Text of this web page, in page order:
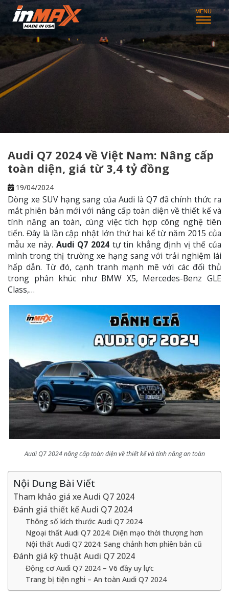
Audi Q7 2024 về Việt Nam: Nâng cấp
toàn diện, giá từ 3,4 tỷ đồng
19/04/2024
Dòng xe SUV hạng sang của Audi là Q7 đã chính thức ra
mắt phiên bản mới với nâng cấp toàn diện về thiết kế và
tính năng an toàn, cùng việc tích hợp công nghệ tiên
tiến. Đây là lần cập nhật lớn thứ hai kể từ năm 2015 của
mẫu xe này. Audi Q7 2024tự tin khẳng định vị thế của
mình trong thị trường xe hạng sang với trải nghiệm lái
hấp dẫn. Từ đó, cạnh tranh mạnh mẽ với các đối thủ
trong phân khúc như BMW X5, Mercedes-Benz GLE
Class,…
Audi Q7 2024 nâng cấp toàn diện về thiết kế và tính năng an toàn
Nội Dung Bài Viết
Tham khảo giá xe Audi Q7 2024
Đánh giá thiết kế Audi Q7 2024
Thông số kích thước Audi Q7 2024
Ngoại thất Audi Q7 2024: Diện mạo thời thượng hơn
Nội thất Audi Q7 2024: Sang chảnh hơn phiên bản cũ
Đánh giá kỹ thuật Audi Q7 2024
Động cơ Audi Q7 2024 – V6 đầy uy lực
Trang bị tiện nghi – An toàn Audi Q7 2024